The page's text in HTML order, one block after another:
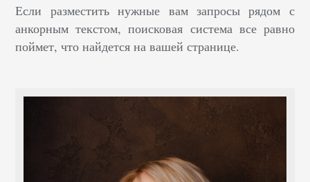
Если разместить нужные вам запросы рядом с
анкорным текстом, поисковая система все равно
поймет, что найдется на вашей странице.